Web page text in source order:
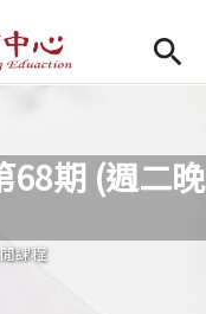
68期 (週二晚
課程